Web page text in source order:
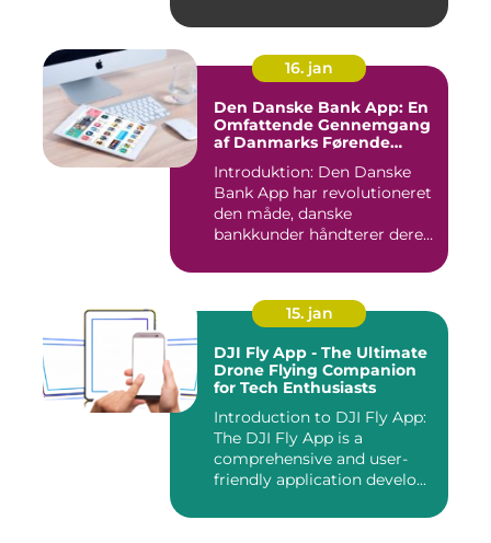
16. jan
Den Danske Bank App: En
Omfattende Gennemgang
af Danmarks Førende
Introduktion: Den Danske
Bank App har revolutioneret
den måde, danske
bankkunder håndterer deres
15. jan
DJI Fly App - The Ultimate
Drone Flying Companion
for Tech Enthusiasts
Introduction to DJI Fly App:
The DJI Fly App is a
comprehensive and user-
friendly application develo...